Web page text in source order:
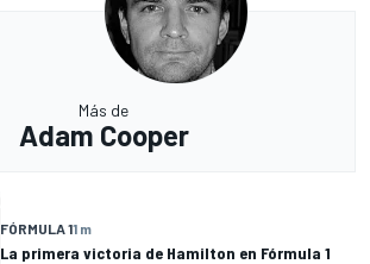
Más de
Adam Cooper
FÓRMULA 11 m
La primera victoria de Hamilton en Fórmula 1